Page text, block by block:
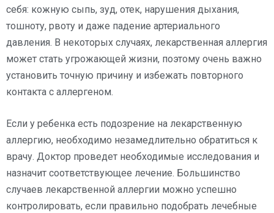
себя: кожную сыпь, зуд, отек, нарушения дыхания,
тошноту, рвоту и даже падение артериального
давления. В некоторых случаях, лекарственная аллергия
может стать угрожающей жизни, поэтому очень важно
установить точную причину и избежать повторного
контакта с аллергеном.
Если у ребенка есть подозрение на лекарственную
аллергию, необходимо незамедлительно обратиться к
врачу. Доктор проведет необходимые исследования и
назначит соответствующее лечение. Большинство
случаев лекарственной аллергии можно успешно
контролировать, если правильно подобрать лечебные